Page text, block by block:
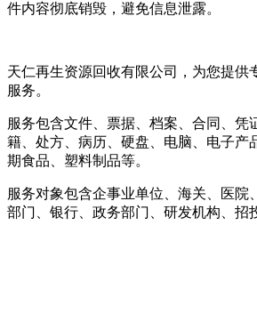
件内容彻底销毁，避免信息泄露。
天仁再生资源回收有限公司，为您提供
服务。
服务包含文件、票据、档案、合同、凭
籍、处方、病历、硬盘、电脑、电子产
期食品、塑料制品等。
服务对象包含企事业单位、海关、医院
部门、银行、政务部门、研发机构、招